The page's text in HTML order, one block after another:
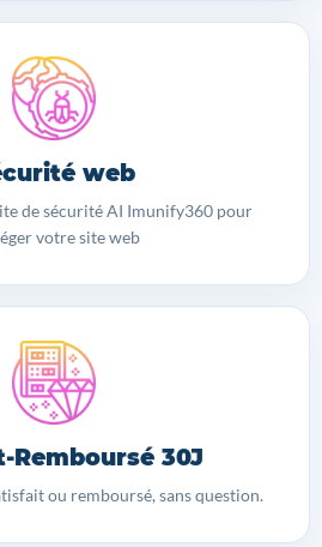
web
de sécurité AI Imunify360 pour
votre site web
Remboursé 30J
ou remboursé, sans question.